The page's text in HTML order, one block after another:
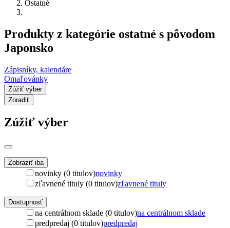
Ostatné
Produkty z kategórie ostatné s pôvodom
Japonsko
Zápisníky, kalendáre
Omaľovánky
Zúžiť výber
Zoradiť
Zúžiť výber
Zobraziť iba
novinky (0 titulov)novinky
zľavnené tituly (0 titulov)zľavnené tituly
Dostupnosť
na centrálnom sklade (0 titulov)na centrálnom sklade
predpredaj (0 titulov)predpredaj